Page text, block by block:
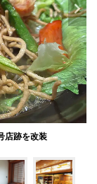
店跡を改装